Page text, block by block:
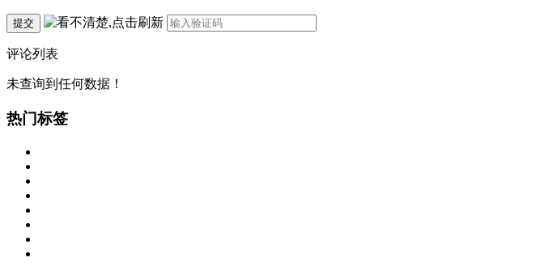
提交
评论列表
未查询到任何数据！
热门标签